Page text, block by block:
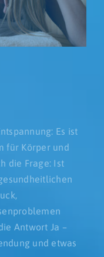
Es ist
für Körper und
die Frage: Ist
Antwort Ja –
und etwas